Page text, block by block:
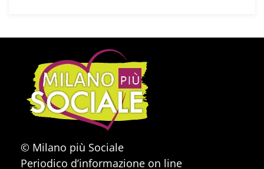
© Milano più Sociale
Periodico d’informazione on line